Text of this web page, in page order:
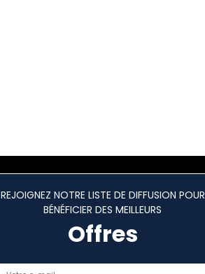
REJOIGNEZ NOTRE LISTE DE DIFFUSION POUR
BÉNÉFICIER DES MEILLEURS
Offres